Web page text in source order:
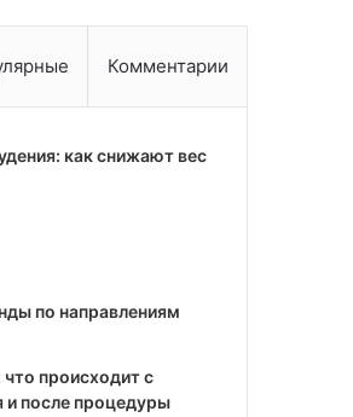
Комментарии
как снижают вес
по направлениям
происходит с
и после процедуры